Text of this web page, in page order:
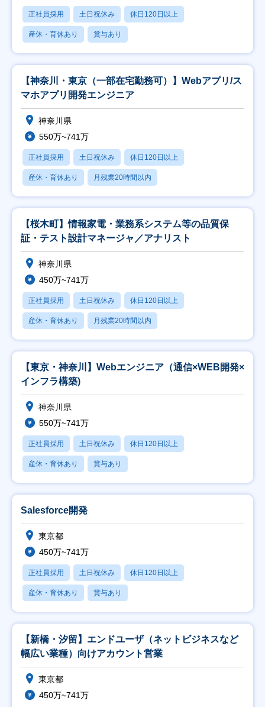
正社員採用 土日祝休み 休日120日以上
産休・育休あり 賞与あり
【神奈川・東京（一部在宅勤務可）】Webアプリ/ス
マホアプリ開発エンジニア
神奈川県
550万~741万
正社員採用 土日祝休み 休日120日以上
産休・育休あり 月残業20時間以内
【桜木町】情報家電・業務系システム等の品質保
証・テスト設計マネージャ／アナリスト
神奈川県
450万~741万
正社員採用 土日祝休み 休日120日以上
産休・育休あり 月残業20時間以内
【東京・神奈川】Webエンジニア（通信×WEB開発×
インフラ構築)
神奈川県
550万~741万
正社員採用 土日祝休み 休日120日以上
産休・育休あり 賞与あり
Salesforce開発
東京都
450万~741万
正社員採用 土日祝休み 休日120日以上
産休・育休あり 賞与あり
【新橋・汐留】エンドユーザ（ネットビジネスなど
幅広い業種）向けアカウント営業
東京都
450万~741万